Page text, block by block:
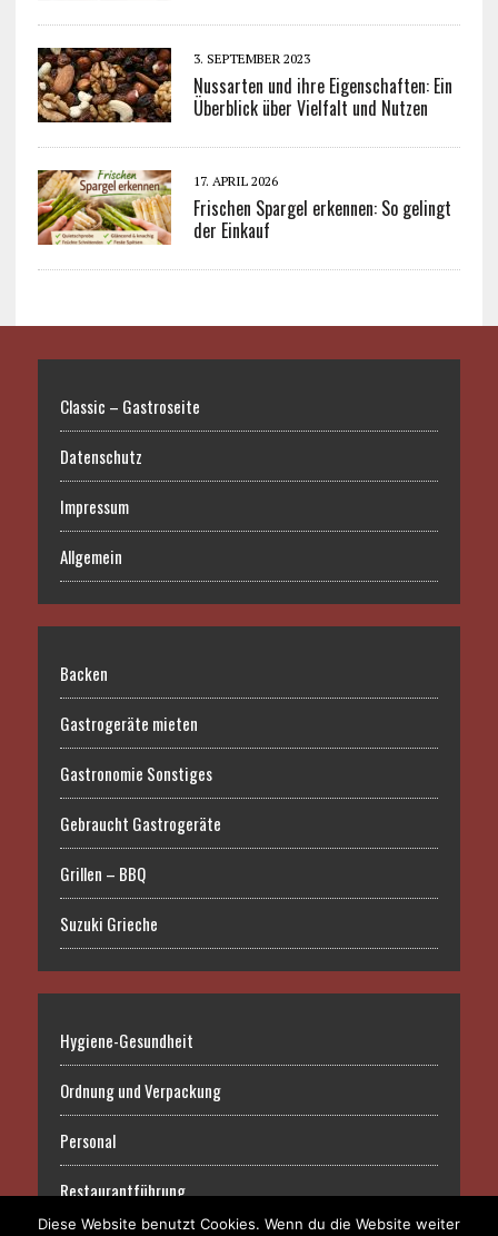
3. SEPTEMBER 2023
Nussarten und ihre Eigenschaften: Ein
Überblick über Vielfalt und Nutzen
17. APRIL 2026
Frischen Spargel erkennen: So gelingt
der Einkauf
Classic – Gastroseite
Datenschutz
Impressum
Allgemein
Backen
Gastrogeräte mieten
Gastronomie Sonstiges
Gebraucht Gastrogeräte
Grillen – BBQ
Suzuki Grieche
Hygiene-Gesundheit
Ordnung und Verpackung
Personal
Restaurantführung
Diese Website benutzt Cookies. Wenn du die Website weiter